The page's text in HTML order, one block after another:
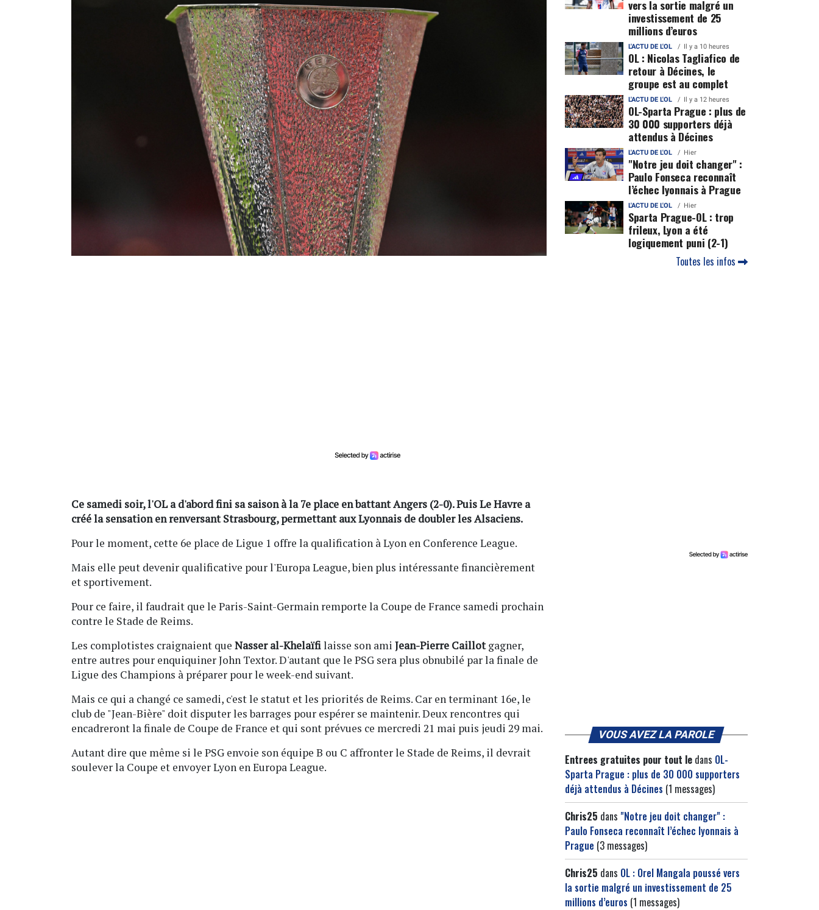
Ce samedi soir, l'OL a d'abord fini sa saison à la 7e place en battant Angers (2-0). Puis Le Havre a
créé la sensation en renversant Strasbourg, permettant aux Lyonnais de doubler les Alsaciens.
Pour le moment, cette 6e place de Ligue 1 offre la qualification à Lyon en Conference League.
Mais elle peut devenir qualificative pour l'Europa League, bien plus intéressante financièrement
et sportivement.
Pour ce faire, il faudrait que le Paris-Saint-Germain remporte la Coupe de France samedi prochain
contre le Stade de Reims.
Les complotistes craignaient que Nasser al-Khelaïfilaisse son ami Jean-Pierre Caillotgagner,
entre autres pour enquiquiner John Textor. D'autant que le PSG sera plus obnubilé par la finale de
Ligue des Champions à préparer pour le week-end suivant.
Mais ce qui a changé ce samedi, c'est le statut et les priorités de Reims. Car en terminant 16e, le
club de "Jean-Bière" doit disputer les barrages pour espérer se maintenir. Deux rencontres qui
encadreront la finale de Coupe de France et qui sont prévues ce mercredi 21 mai puis jeudi 29 mai.
Autant dire que même si le PSG envoie son équipe B ou C affronter le Stade de Reims, il devrait
soulever la Coupe et envoyer Lyon en Europa League.
vers la sortie malgré un
investissement de 25
millions d’euros
L'ACTU DE L'OL Il y a 10 heures
OL : Nicolas Tagliafico de
retour à Décines, le
groupe est au complet
L'ACTU DE L'OL Il y a 12 heures
OL-Sparta Prague : plus de
30 000 supporters déjà
attendus à Décines
L'ACTU DE L'OL Hier
"Notre jeu doit changer" :
Paulo Fonseca reconnaît
l’échec lyonnais à Prague
L'ACTU DE L'OL Hier
Sparta Prague-OL : trop
frileux, Lyon a été
logiquement puni (2-1)
Toutes les infos
VOUS AVEZ LA PAROLE
Entrees gratuites pour tout le dans OL-
Sparta Prague : plus de 30 000 supporters
déjà attendus à Décines (1 messages)
Chris25 dans "Notre jeu doit changer" :
Paulo Fonseca reconnaît l’échec lyonnais à
Prague (3 messages)
Chris25 dans OL : Orel Mangala poussé vers
la sortie malgré un investissement de 25
millions d’euros (1 messages)